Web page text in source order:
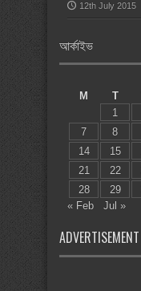
12th July 2015
আর্কাইভ
M
T
1
7
8
14
15
21
22
28
29
« Feb
Jul »
ADVERTISEMENT